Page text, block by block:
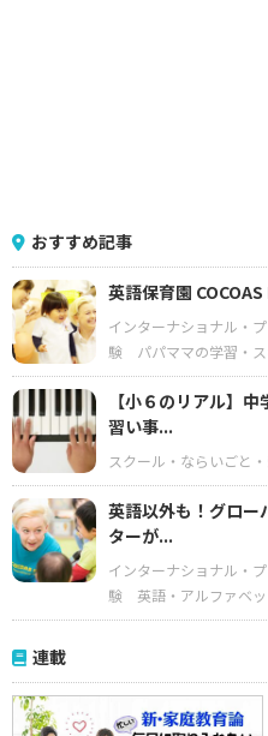
おすすめ記事
英語保育園
インターナショナル・
験
パパママの学習・
【小６のリアル】
習い事...
スクール・ならいごと
英語以外も！グロー
ターが...
インターナショナル・
験
英語・アルファベッ
連載